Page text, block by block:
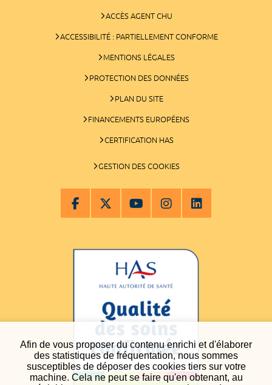
Afin de vous proposer du contenu enrichi et d'élaborer
des statistiques de fréquentation, nous sommes
susceptibles de déposer des cookies tiers sur votre
machine. Cela ne peut se faire qu'en obtenant, au
ACCÈS AGENT CHU
ACCESSIBILITÉ : PARTIELLEMENT CONFORME
MENTIONS LÉGALES
PROTECTION DES DONNÉES
PLAN DU SITE
FINANCEMENTS EUROPÉENS
CERTIFICATION HAS
GESTION DES COOKIES